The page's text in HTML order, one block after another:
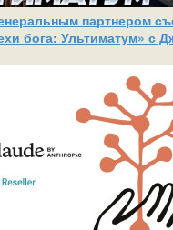
партнером
бога: Ультиматум» с